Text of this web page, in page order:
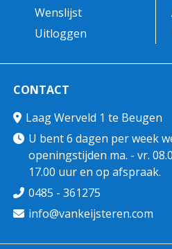
Wenslijst
Uitloggen
CONTACT
Laag Werveld 1 te Beugen
U bent 6 dagen per week
openingstijden ma. - vr.
17.00 uur en op afspraak.
0485 - 361275
info@vankeijsteren.com